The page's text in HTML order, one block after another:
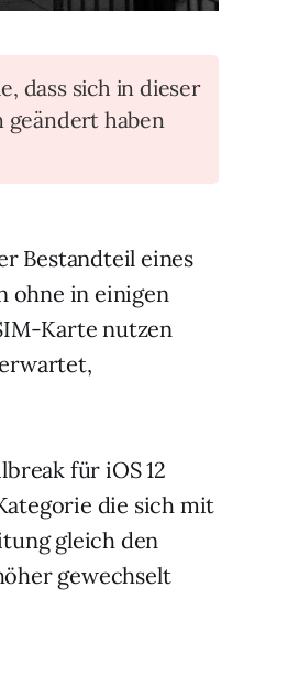
dass sich in dieser
geändert haben
Bestandteil eines
ohne in einigen
Karte nutzen
für iOS 12
die sich mit
gleich den
gewechselt